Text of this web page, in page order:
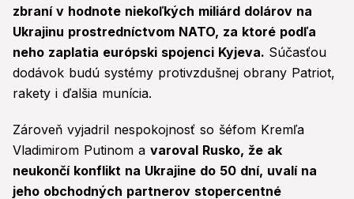
zbraní v hodnote niekoľkých miliárd dolárov na
Ukrajinu prostredníctvom NATO, za ktoré podľa
neho zaplatia európski spojenci Kyjeva. Súčasťou
dodávok budú systémy protivzdušnej obrany Patriot,
rakety i ďalšia munícia.
Zároveň vyjadril nespokojnosť so šéfom Kremľa
Vladimirom Putinom a varoval Rusko, že ak
neukončí konflikt na Ukrajine do 50 dní, uvalí na
jeho obchodných partnerov stopercentné